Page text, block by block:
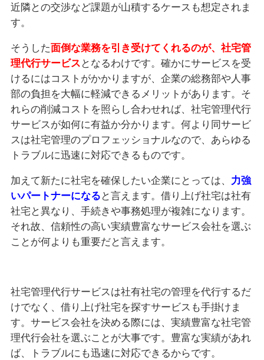
近隣との交渉など課題が山積するケースも想定されま
す。
そうした面倒な業務を引き受けてくれるのが、社宅管
理代行サービス となるわけです。確かにサービスを受
けるにはコストがかかりますが、企業の総務部や人事
部の負担を大幅に軽減できるメリットがあります。そ
れらの削減コストを照らし合わせれば、社宅管理代行
サービスが如何に有益か分かります。何より同サービ
スは社宅管理のプロフェッショナルなので、あらゆる
トラブルに迅速に対応できるものです。
加えて新たに社宅を確保したい企業にとっては、 力強
いパートナーになる と言えます。借り上げ社宅は社有
社宅と異なり、手続きや事務処理が複雑になります。
それ故、信頼性の高い実績豊富なサービス会社を選ぶ
ことが何よりも重要だと言えます。
社宅管理代行サービスは社有社宅の管理を代行するだ
けでなく、借り上げ社宅を探すサービスも手掛けま
す。サービス会社を決める際には、実績豊富な社宅管
理代行会社を選ぶことが大事です。豊富な実績があれ
ば、トラブルにも迅速に対応できるからです。